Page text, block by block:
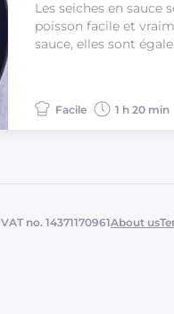
Les seiches en sauce
poisson facile et
sauce, elles sont
Facile 1 h 20 min
VAT no. 14371170961About us